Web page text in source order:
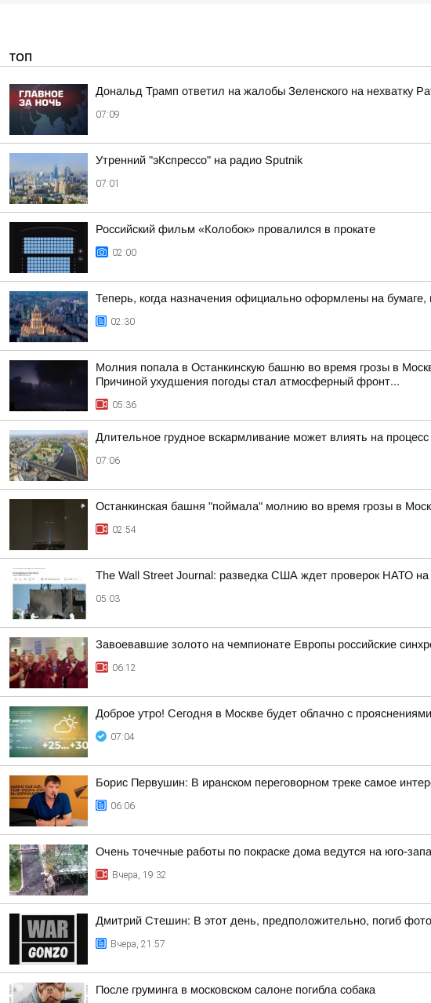
ТОП
Дональд Трамп ответил на жалобы Зеленского на нехватку
07:09
Утренний "эКспрессо" на радио Sputnik
07:01
Российский фильм «Колобок» провалился в прокате
02:00
Теперь, когда назначения официально оформлены на
02:30
Молния попала в Останкинскую башню во время грозы в
Причиной ухудшения погоды стал атмосферный фронт...
05:36
Длительное грудное вскармливание может влиять на
07:06
Останкинская башня "поймала" молнию во время грозы в
02:54
The Wall Street Journal: разведка США ждет проверок НАТО на
05:03
Завоевавшие золото на чемпионате Европы российские
06:12
Доброе утро! Сегодня в Москве будет облачно с прояснениями
07:04
Борис Первушин: В иранском переговорном треке самое
06:06
Очень точечные работы по покраске дома ведутся на юго-
Вчера, 19:32
Дмитрий Стешин: В этот день, предположительно, погиб
Вчера, 21:57
После груминга в московском салоне погибла собака